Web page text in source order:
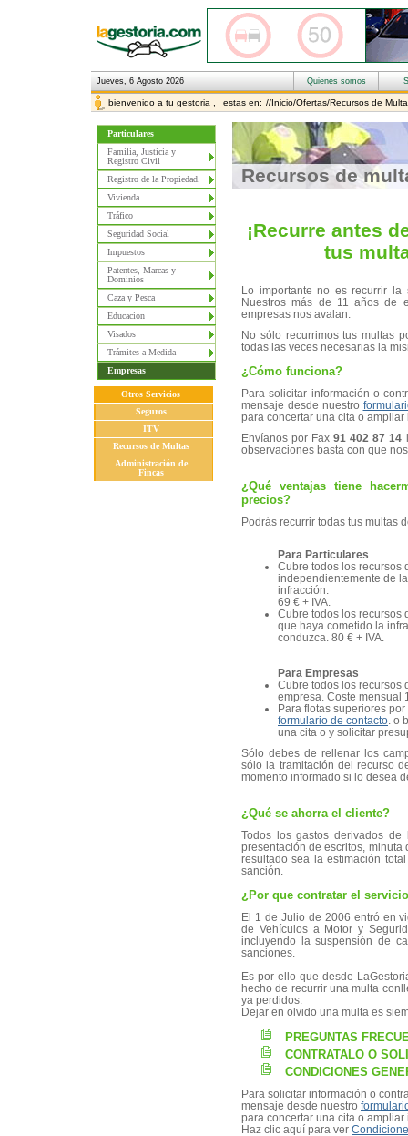
Jueves, 6 Agosto 2026
bienvenido a tu gestoria , estas en: //Inicio/Ofertas/Recursos de
Particulares
Familia, Justicia y
Registro Civil
Registro de la Propiedad.
Vivienda
Tráfico
Seguridad Social
Impuestos
Patentes, Marcas y
Dominios
Caza y Pesca
Educación
Visados
Trámites a Medida
Empresas
Otros Servicios
Seguros
ITV
Recursos de Multas
Administración de
Fincas
Recursos de
¡Recurre antes
tus
Lo importante no es recurrir la
Nuestros más de 11 años de
empresas nos avalan.
No sólo recurrimos tus multas
todas las veces necesarias la
¿Cómo funciona?
Para solicitar información o
mensaje desde nuestro
para concertar una cita o
Envíanos por Fax91 402 87 14
observaciones basta con que
¿Qué ventajas tiene
precios?
Podrás recurrir todas tus multas
Para Particulares
Cubre todos los recursos
independientemente de
infracción.
69 € + IVA.
Cubre todos los recursos
que haya cometido la
conduzca. 80 € + IVA.
Para Empresas
Cubre todos los recursos
empresa. Coste mensual
Para flotas superiores
formulario de contacto . o
una cita o y solicitar
Sólo debes de rellenar los
sólo la tramitación del recurso
momento informado si lo desea
¿Qué se ahorra el cliente?
Todos los gastos derivados de
presentación de escritos, minuta
resultado sea la estimación
sanción.
¿Por que contratar el
El 1 de Julio de 2006 entró en
de Vehículos a Motor y
incluyendo la suspensión de
sanciones.
Es por ello que desde
hecho de recurrir una multa
ya perdidos.
Dejar en olvido una multa es
PREGUNTAS
CONTRATALO O
CONDICIONES
Para solicitar información o
mensaje desde nuestro
para concertar una cita o
Haz clic aquí para ver